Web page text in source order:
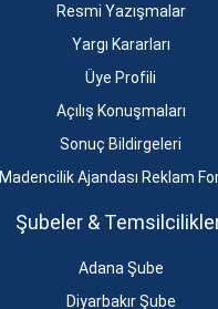
Resmi Yazışmalar
Yargı Kararları
Üye Profili
Açılış Konuşmaları
Sonuç Bildirgeleri
Madencilik Ajandası Reklam
Şubeler &
Adana Şube
Diyarbakır Şube